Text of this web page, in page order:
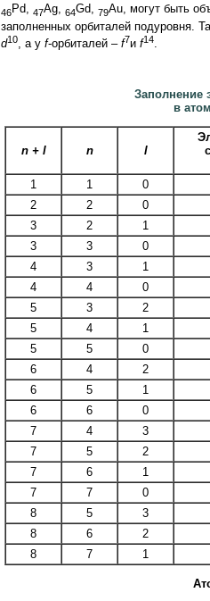
46Рd, 47Аg, 64Gd, 79Au, могут быть
заполненных орбиталей подуровня.
d10, а у f-орбиталей – f7и f14.
Заполнение
в
n + l n l
1 1
0
2
2
0
3
2
1
3
3
0
4
3
1
4
4
0
5
3
2
5
4
1
5
5
0
6
4
2
6
5
1
6
6
0
7
4
3
7
5
2
7
6
1
7
7
0
8
5
3
8
6
2
8
7 1